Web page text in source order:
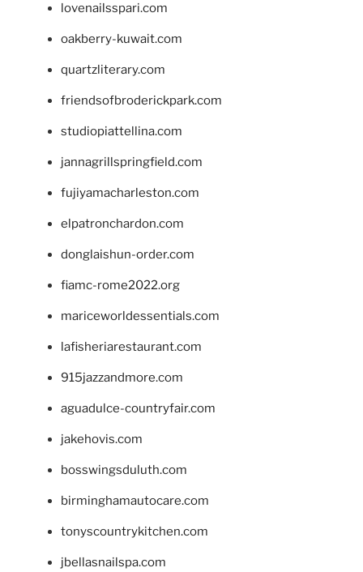
lovenailsspari.com
oakberry-kuwait.com
quartzliterary.com
friendsofbroderickpark.com
studiopiattellina.com
jannagrillspringfield.com
fujiyamacharleston.com
elpatronchardon.com
donglaishun-order.com
fiamc-rome2022.org
mariceworldessentials.com
lafisheriarestaurant.com
915jazzandmore.com
aguadulce-countryfair.com
jakehovis.com
bosswingsduluth.com
birminghamautocare.com
tonyscountrykitchen.com
jbellasnailspa.com